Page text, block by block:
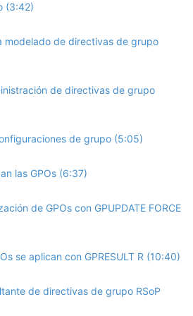
(3:42)
modelado de directivas de grupo
de directivas de grupo
de grupo (5:05)
las GPOs (6:37)
de GPOs con GPUPDATE FORCE
se aplican con GPRESULT R (10:40)
de directivas de grupo RSoP